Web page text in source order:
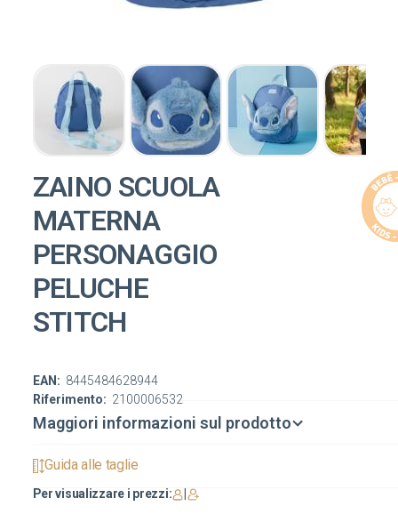
ZAINO SCUOLA
MATERNA
PERSONAGGIO
PELUCHE
STITCH
Riferimento: 2100006532
EAN: 8445484628944
Maggiori informazioni sul prodotto
Guida alle taglie
Per visualizzare i prezzi: